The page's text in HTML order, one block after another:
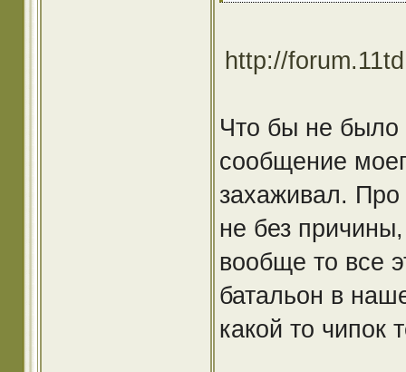
http://
Что бы не было
сообщение
захаживал. Про
не без
вообще то все
батальон в
какой то чипок